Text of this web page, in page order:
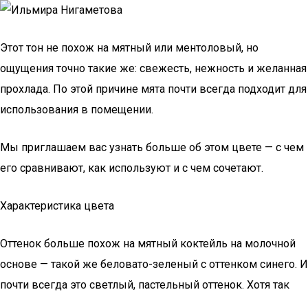
Этот тон не похож на мятный или ментоловый, но
ощущения точно такие же: свежесть, нежность и желанная
прохлада. По этой причине мята почти всегда подходит для
использования в помещении.
Мы приглашаем вас узнать больше об этом цвете — с чем
его сравнивают, как используют и с чем сочетают.
Характеристика цвета
Оттенок больше похож на мятный коктейль на молочной
основе — такой же беловато-зеленый с оттенком синего. И
почти всегда это светлый, пастельный оттенок. Хотя так